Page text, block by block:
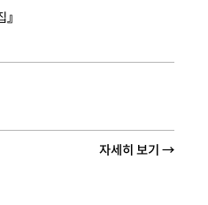
자세히 보기 →